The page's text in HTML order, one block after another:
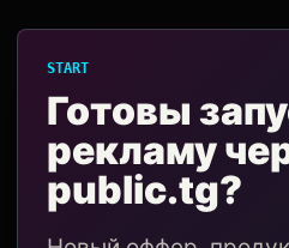
START
Готовы
рекламу
public.tg?